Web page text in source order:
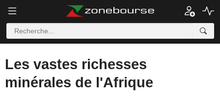
Les vastes richesses
minérales de l'Afrique